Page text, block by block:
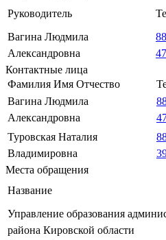
Руководитель
Вагина Людмила
Александровна
47
Контактные лица
Фамилия Имя Отчество
Вагина Людмила
Александровна
Туровская Наталия
Владимировна
Места обращения
Название
Управление образования
района Кировской области